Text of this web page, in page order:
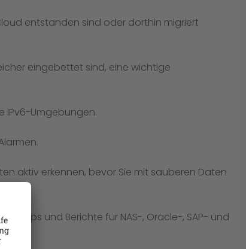
entstanden sind oder dorthin migriert
eingebettet sind, eine wichtige
IPv6-Umgebungen.
aktiv erkennen, bevor Sie mit sauberen Daten
und Berichte für NAS-, Oracle-, SAP- und